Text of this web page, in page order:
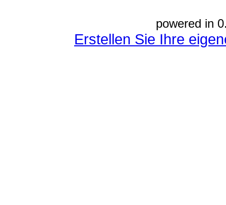
powered in
Erstellen Sie Ihre